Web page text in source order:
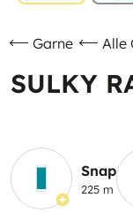
Garne Alle
SULKY
Snap
225 m